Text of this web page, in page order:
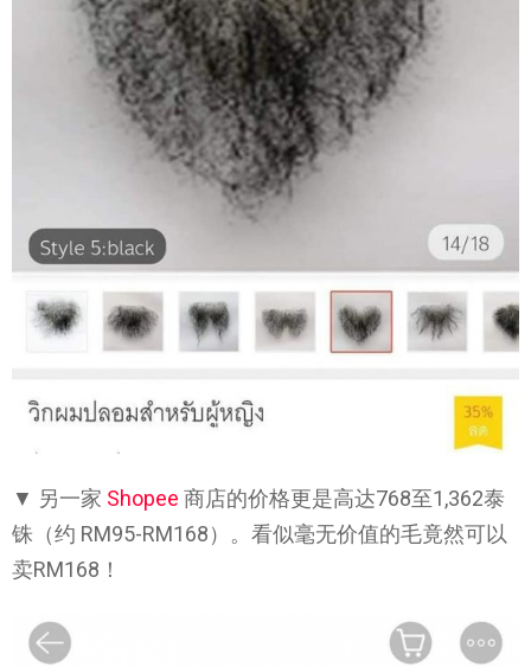
▼ 另一家 Shopee 商店的价格更是高达768至1,362泰
铢（约 RM95-RM168）。看似毫无价值的毛竟然可以
卖RM168！